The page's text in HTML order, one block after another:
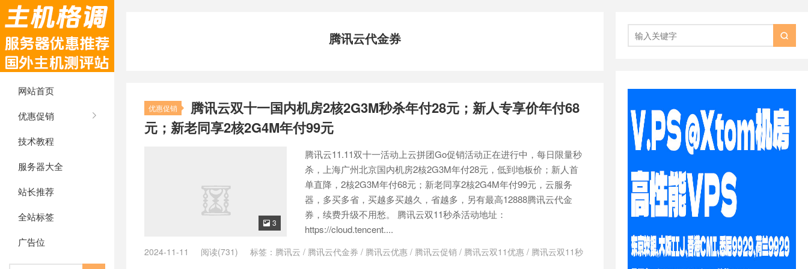
网站首页
优惠促销
技术教程
服务器大全
站长推荐
全站标签
广告位
腾讯云代金券
优惠促销
腾讯云双十一国内机房2核2G3M秒杀年付28元；新人专享价年付68
元；新老同享2核2G4M年付99元
 3
腾讯云11.11双十一活动上云拼团Go促销活动正在进行中，每日限量秒
杀，上海广州北京国内机房2核2G3M年付28元，低到地板价；新人首
单直降，2核2G3M年付68元；新老同享2核2G4M年付99元，云服务
器，多买多省，买越多买越久，省越多，另有最高12888腾讯云代金
券，续费升级不用愁。 腾讯云双11秒杀活动地址：
https://cloud.tencent....
2024-11-11 阅读(731) 标签： 腾讯云 / 腾讯云代金券 / 腾讯云优惠 / 腾讯云促销 / 腾讯云双11优惠 / 腾讯云双11秒
